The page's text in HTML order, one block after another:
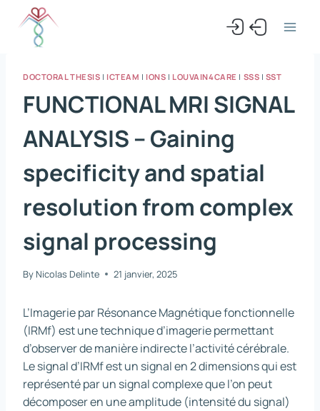
content
DOCTORAL THESIS | ICTEAM | IONS | LOUVAIN4CARE | SSS | SST
FUNCTIONAL MRI SIGNAL
ANALYSIS – Gaining
specificity and spatial
resolution from complex
signal processing
By Nicolas Delinte 21 janvier, 2025
L’Imagerie par Résonance Magnétique fonctionnelle
(IRMf) est une technique d’imagerie permettant
d’observer de manière indirecte l’activité cérébrale.
Le signal d’IRMf est un signal en 2 dimensions qui est
représenté par un signal complexe que l’on peut
décomposer en une amplitude (intensité du signal)